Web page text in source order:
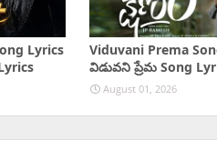
Lyrics
Viduvani Prema
విడువని ప్రేమ Song
August 01, 2026